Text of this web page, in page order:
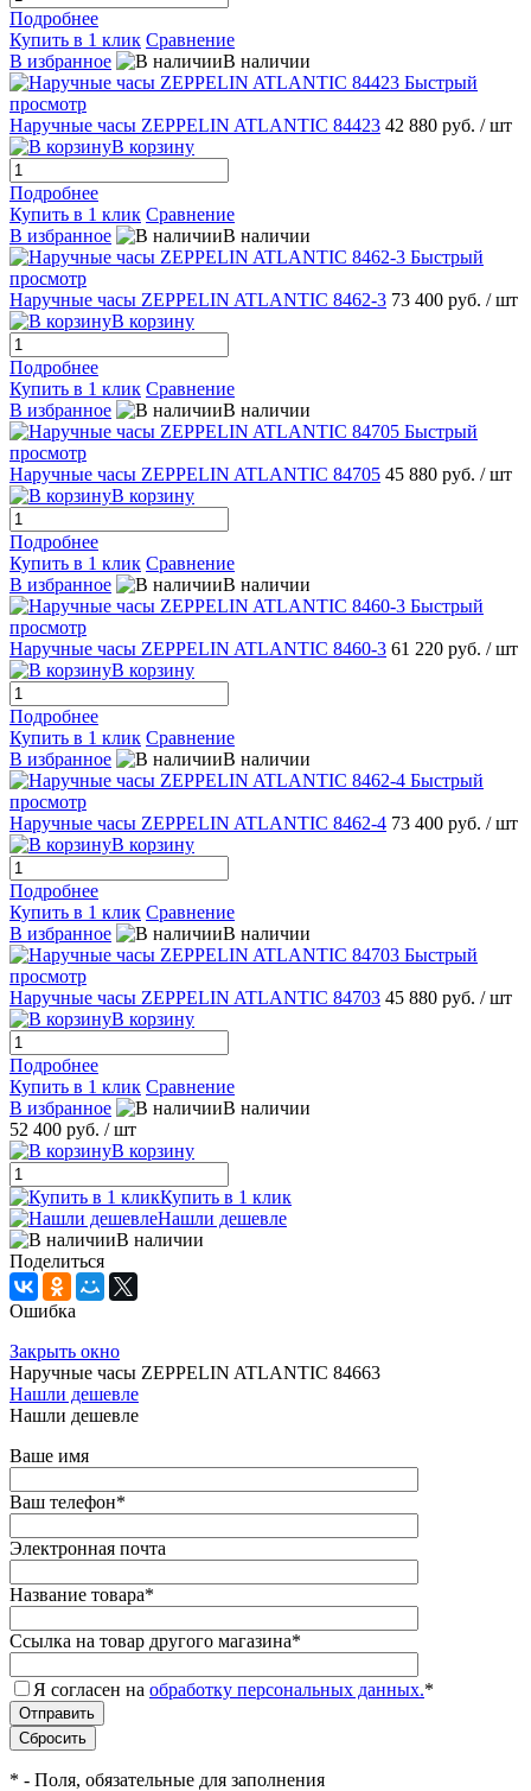
Подробнее
Купить в 1 клик Сравнение
В избранное
В наличии
Быстрый
просмотр
Наручные часы ZEPPELIN ATLANTIC 84423 42 880 руб. / шт
В корзину
Подробнее
Купить в 1 клик Сравнение
В избранное
В наличии
Быстрый
просмотр
Наручные часы ZEPPELIN ATLANTIC 8462-3 73 400 руб. / шт
В корзину
Подробнее
Купить в 1 клик Сравнение
В избранное
В наличии
Быстрый
просмотр
Наручные часы ZEPPELIN ATLANTIC 84705 45 880 руб. / шт
В корзину
Подробнее
Купить в 1 клик Сравнение
В избранное
В наличии
Быстрый
просмотр
Наручные часы ZEPPELIN ATLANTIC 8460-3 61 220 руб. / шт
В корзину
Подробнее
Купить в 1 клик Сравнение
В избранное
В наличии
Быстрый
просмотр
Наручные часы ZEPPELIN ATLANTIC 8462-4 73 400 руб. / шт
В корзину
Подробнее
Купить в 1 клик Сравнение
В избранное
В наличии
Быстрый
просмотр
Наручные часы ZEPPELIN ATLANTIC 84703 45 880 руб. / шт
В корзину
Подробнее
Купить в 1 клик Сравнение
В избранное
В наличии
52 400 руб. / шт
В корзину
Купить в 1 клик
Нашли дешевле
В наличии
Поделиться
Ошибка
Закрыть окно
Наручные часы ZEPPELIN ATLANTIC 84663
Нашли дешевле
Нашли дешевле
Ваше имя
Ваш телефон*
Электронная почта
Название товара*
Ссылка на товар другого магазина*
Я согласен на обработку персональных данных.*
* - Поля, обязательные для заполнения